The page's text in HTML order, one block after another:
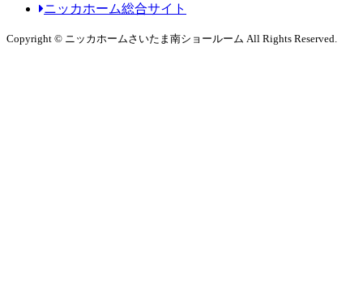
ニッカホーム総合サイト
Copyright © ニッカホームさいたま南ショールーム All Rights Reserved.